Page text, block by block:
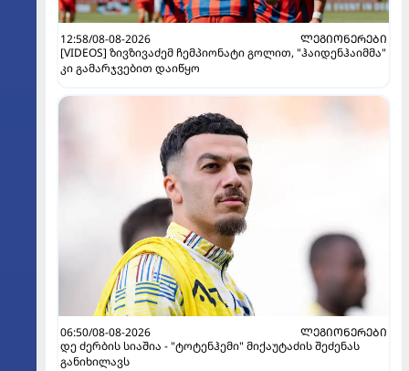
12:58/08-08-2026
ᲚᲔᲒᲘᲝᲜᲔᲠᲔᲑᲘ
[VIDEOS] ზივზივაძემ ჩემპიონატი გოლით, "ჰაიდენჰაიმმა"
კი გამარჯვებით დაიწყო
06:50/08-08-2026
ᲚᲔᲒᲘᲝᲜᲔᲠᲔᲑᲘ
დე ძერბის სიაშია - "ტოტენჰემი" მიქაუტაძის შეძენას
განიხილავს